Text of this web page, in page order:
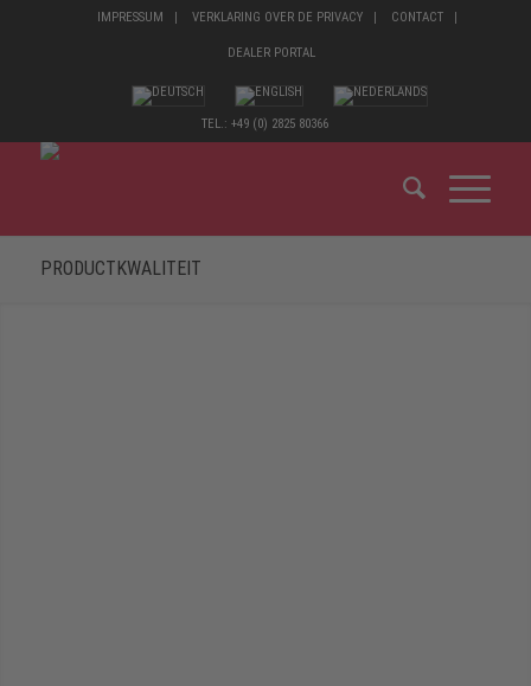
IMPRESSUM VERKLARING OVER DE PRIVACY CONTACT
DEALER PORTAL
TEL.: +49 (0) 2825 80366
PRODUCTKWALITEIT